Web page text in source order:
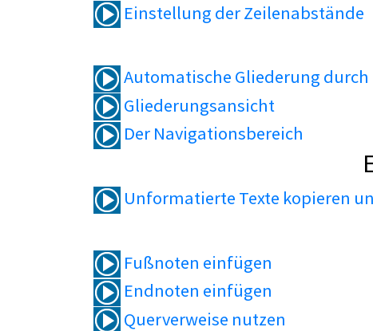
Einstellung der Zeilenabstände
Automatische Gliederung
Gliederungsansicht
Der Navigationsbereich
Unformatierte Texte kopieren
Fußnoten einfügen
Endnoten einfügen
Querverweise nutzen